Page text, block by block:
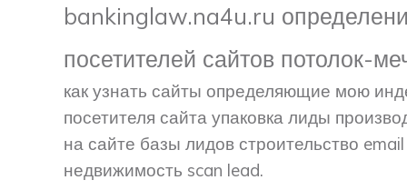
bankinglaw.na4u.ru
посетителей сайтов потолок-
как узнать сайты определяющие мою
посетителя сайта упаковка лиды
на сайте базы лидов строительство
недвижимость scan lead.